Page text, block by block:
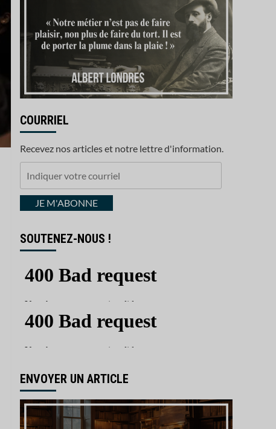
COURRIEL
Recevez nos articles et notre lettre d'information.
courrielJE M'ABONNE
SOUTENEZ-NOUS !
ENVOYER UN ARTICLE